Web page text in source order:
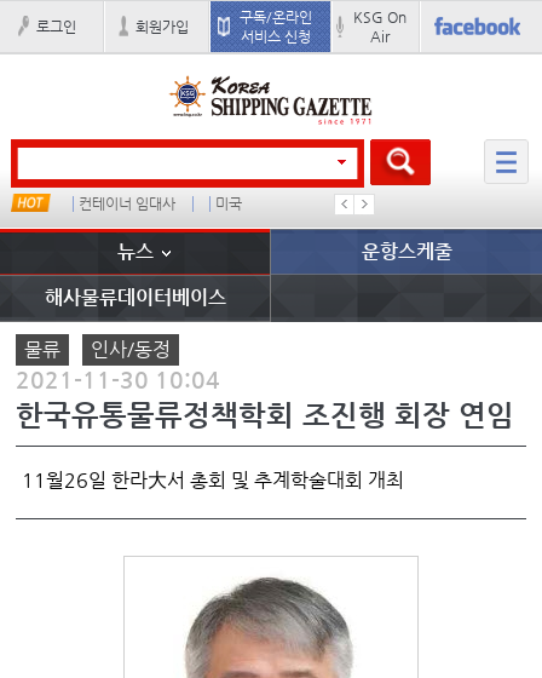
로그인 회원가입
구독/온라인
서비스 신청
KSG On
Air
컨테이너 임대사 미국
뉴스 운항스케줄
해사물류데이터베이스
물류 인사/동정
2021-11-30 10:04
한국유통물류정책학회 조진행 회장 연임
11월26일 한라大서 총회 및 추계학술대회 개최